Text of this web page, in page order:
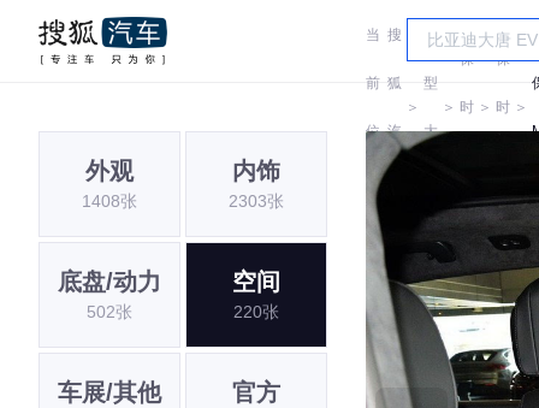
当
前
位
置:
搜
狐
汽
＞
车
型
大
＞
保
时 ＞
保
时 ＞
外观
1408张
内饰
2303张
底盘/动力
502张
空间
220张
车展/其他 官方